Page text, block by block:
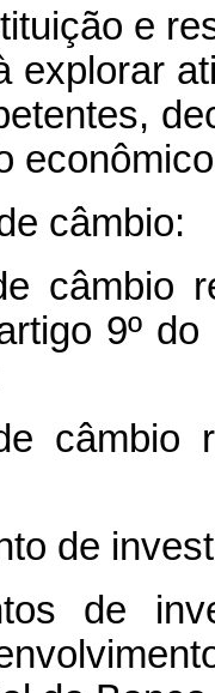
e
explorar
câmbio:
câmbio
9º
câmbio
de
de